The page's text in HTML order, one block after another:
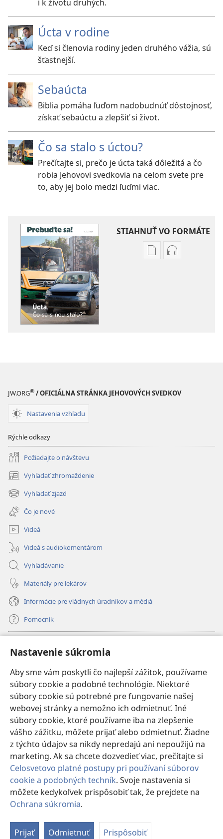
Nastavenie súkromia
Aby sme vám poskytli čo najlepší zážitok, používame
súbory cookie a podobné technológie. Niektoré
súbory cookie sú potrebné pre fungovanie našej
webovej stránky a nemožno ich odmietnuť. Iné
súbory cookie, ktoré používame iba na zlepšenie
vášho zážitku, môžete prijať alebo odmietnuť. Žiadne
z týchto údajov sa nikdy nepredajú ani nepoužijú na
marketing. Ak sa chcete dozvedieť viac, prečítajte si
Celosvetovo platné postupy pri používaní súborov
cookie a podobných techník. Svoje nastavenia si
môžete kedykoľvek prispôsobiť tak, že prejdete na
Ochrana súkromia.
Prijať Odmietnuť Prispôsobiť
i k životu druhých.
Úcta v rodine
Keď si členovia rodiny jeden druhého vážia, sú
šťastnejší.
Sebaúcta
Biblia pomáha ľuďom nadobudnúť dôstojnosť,
získať sebaúctu a zlepšiť si život.
Čo sa stalo s úctou?
Prečítajte si, prečo je úcta taká dôležitá a čo
robia Jehovovi svedkovia na celom svete pre
to, aby jej bolo medzi ľuďmi viac.
STIAHNUŤ VO FORMÁTE
MožnostiMožnosti
JW.ORG® / OFICIÁLNA STRÁNKA JEHOVOVÝCH SVEDKOV
Nastavenia vzhľadu
Rýchle odkazy
Požiadajte o návštevu
Vyhľadať zhromaždenie
(otvorí
nové
okno)
Vyhľadať zjazd
(otvorí
nové
okno)
Čo je nové
Videá
Videá s audiokomentárom
Vyhľadávanie
Materiály pre lekárov
Informácie pre vládnych úradníkov a médiá
Pomocník
(otvorí
nové
okno)
INTERNETOVÁ KNIŽNICA Strážnej veže
(otvorí
nové
okno)JW Hub ®
(otvorí
nové
okno)JW Library
Watchtower Library
Copyright© 2026 Watch Tower Bible and Tract Society of Pennsylvania.
PODMIENKY POUŽÍVANIA